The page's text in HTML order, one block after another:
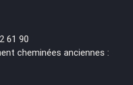
61 90
cheminées anciennes :